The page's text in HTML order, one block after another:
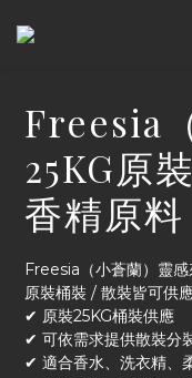
Freesia
25KG原
香精原料
Freesia（小蒼蘭）靈
原裝桶裝 / 散裝皆可供
✔ 原裝25KG桶裝供應
✔ 可依需求提供散裝分
✔ 適合香水、洗衣精、